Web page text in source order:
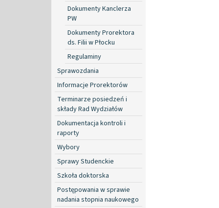
Dokumenty Kanclerza
PW
Dokumenty Prorektora
ds. Filii w Płocku
Regulaminy
Sprawozdania
Informacje Prorektorów
Terminarze posiedzeń i
składy Rad Wydziałów
Dokumentacja kontroli i
raporty
Wybory
Sprawy Studenckie
Szkoła doktorska
Postępowania w sprawie
nadania stopnia naukowego